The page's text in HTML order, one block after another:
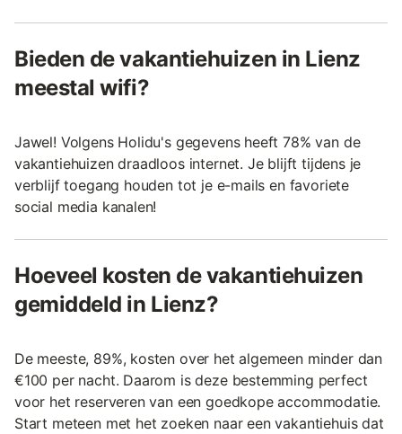
Bieden de vakantiehuizen in Lienz
meestal wifi?
Jawel! Volgens Holidu's gegevens heeft 78% van de
vakantiehuizen draadloos internet. Je blijft tijdens je
verblijf toegang houden tot je e-mails en favoriete
social media kanalen!
Hoeveel kosten de vakantiehuizen
gemiddeld in Lienz?
De meeste, 89%, kosten over het algemeen minder dan
€100 per nacht. Daarom is deze bestemming perfect
voor het reserveren van een goedkope accommodatie.
Start meteen met het zoeken naar een vakantiehuis dat